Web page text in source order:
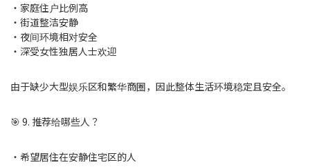
・家庭住户比例高
・街道整洁安静
・夜间环境相对安全
・深受女性独居人士欢迎
由于缺少大型娱乐区和繁华商圈，因此整体生活环境稳定且安全。
🎯 9. 推荐给哪些人？
・希望居住在安静住宅区的人